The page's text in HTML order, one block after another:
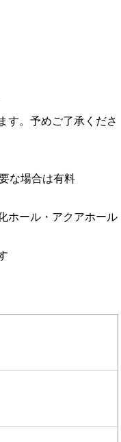
す。予めご了承くださ
な場合は有料
ホール・アクアホール